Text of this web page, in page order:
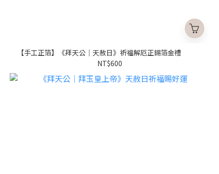
【手工正箔】《拜天公｜天赦日》祈福解厄正錫箔金禮
NT$600